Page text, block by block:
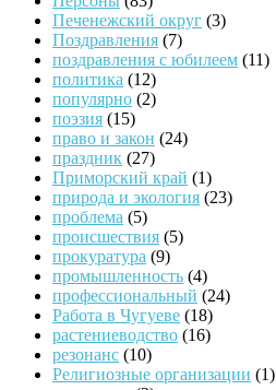
Печенежский округ (3)
Поздравления (7)
поздравления с юбилеем (11)
политика (12)
популярно (2)
поэзия (15)
право и закон (24)
праздник (27)
Приморский край (1)
природа и экология (23)
проблема (5)
происшествия (5)
прокуратура (9)
промышленность (4)
профессиональный (24)
Работа в Чугуеве (18)
растениеводство (16)
резонанс (10)
Религиозные организации (1)